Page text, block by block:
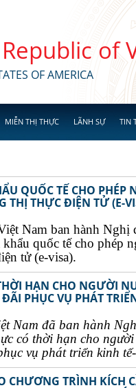
of
OF AMERICA
MIỄN THỊ THỰC LÃNH SỰ TIN
QUỐC TẾ CHO
THỊ THỰC ĐIỆN TỬ (E-
Nam ban hành Nghị
khẩu quốc tế cho phép
tử (e-visa).
HẠN CHO NGƯỜI
PHỤC VỤ PHÁT
Nam đã ban hành
có thời hạn cho
vụ phát triển kinh
CHƯƠNG TRÌNH KÍCH